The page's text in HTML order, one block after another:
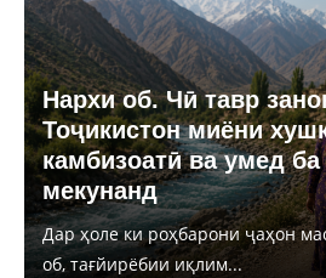
Нархи об. Чӣ тавр
Тоҷикистон миёни
камбизоатӣ ва умед ба
мекунанд
Дар ҳоле ки роҳбарони ҷаҳон
об, тағйирёбии иқлим...